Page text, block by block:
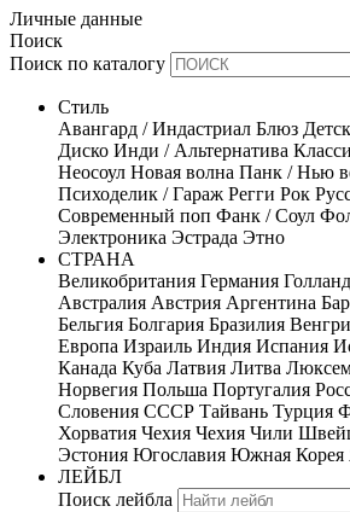
Личные данные
Поиск
Поиск по каталогу
Стиль
Авангард / Индастриал Блюз
Диско Инди / Альтернатива
Неосоул Новая волна Панк / Нью
Психоделик / Гараж Регги Рок
Современный поп Фанк / Соул
Электроника Эстрада Этно
СТРАНА
Великобритания Германия
Австралия Австрия Аргентина
Бельгия Болгария Бразилия
Европа Израиль Индия Испания
Канада Куба Латвия Литва
Норвегия Польша Португалия
Словения СССР Тайвань Турция
Хорватия Чехия Чехия Чили
Эстония Югославия Южная Корея
ЛЕЙБЛ
Поиск лейбла